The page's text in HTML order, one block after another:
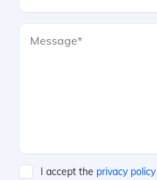
I accept the privacy policy